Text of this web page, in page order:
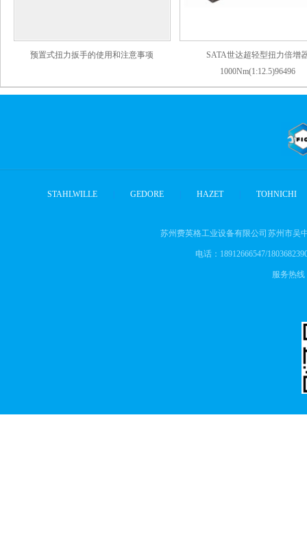
预置式扭力扳手的使用和注意事项
SATA世达超轻型扭力倍增
1000Nm(1:12.5)96496
STAHLWILLE GEDORE HAZET TOHNICHI
苏州费英格工业设备有限公司 苏州市吴
电话：18912666547/
服务热线